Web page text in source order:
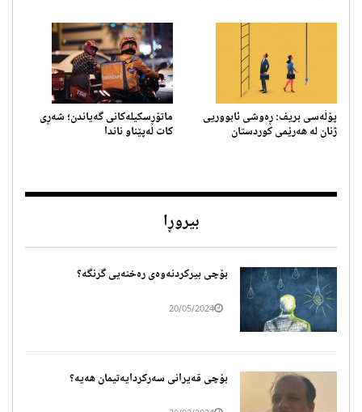
ماتۆڕسکیلەکانی گەیاندن؛ ‎شەڕی
کات لەپێناو ناندا
پۆڵەسی بریف: ڕەوشی ئابووریی
ژنان لە هەرێمی کوردستان
بیروڕا
بۆچی بیرکردنەوەی رەخنەیی گرنگە؟
20/05/2024
بۆچی قەیرانی سەرکردایەتیمان هەیە؟